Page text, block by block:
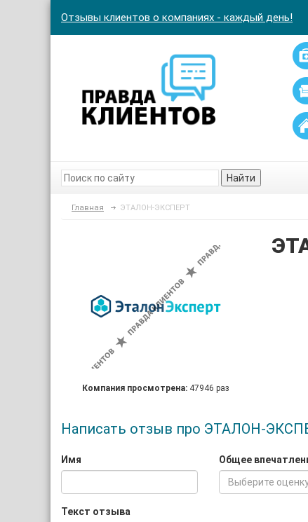
Отзывы клиентов о компаниях - каждый день!
Найти
Главная ЭТАЛОН-ЭКСПЕРТ
Компания просмотрена: 47946 раз
Написать отзыв про ЭТАЛОН-
Имя
Общее
Выберите
Текст отзыва